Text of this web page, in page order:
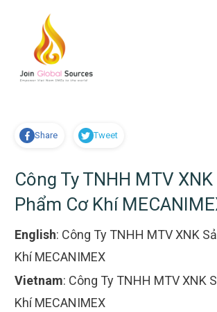
Share Tweet
Công Ty TNHH MTV XNK
Phẩm Cơ Khí
English: Công Ty TNHH MTV XNK
Khí MECANIMEX
Vietnam: Công Ty TNHH MTV XNK
Khí MECANIMEX